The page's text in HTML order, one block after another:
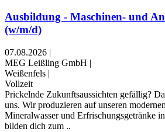
Ausbildung - Maschinen- und
(w/m/d)
07.08.2026 |
MEG Leißling GmbH |
Weißenfels |
Vollzeit
Prickelnde Zukunftsaussichten gefällig?
uns. Wir produzieren auf unseren
Mineralwasser und Erfrischungsgetränke
bilden dich zum ..